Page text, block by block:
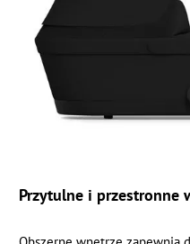
Przytulne i przestronne